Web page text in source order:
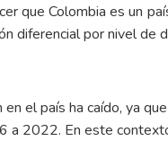
que Colombia es un
diferencial por nivel de
el país ha caído, ya
2022. En este